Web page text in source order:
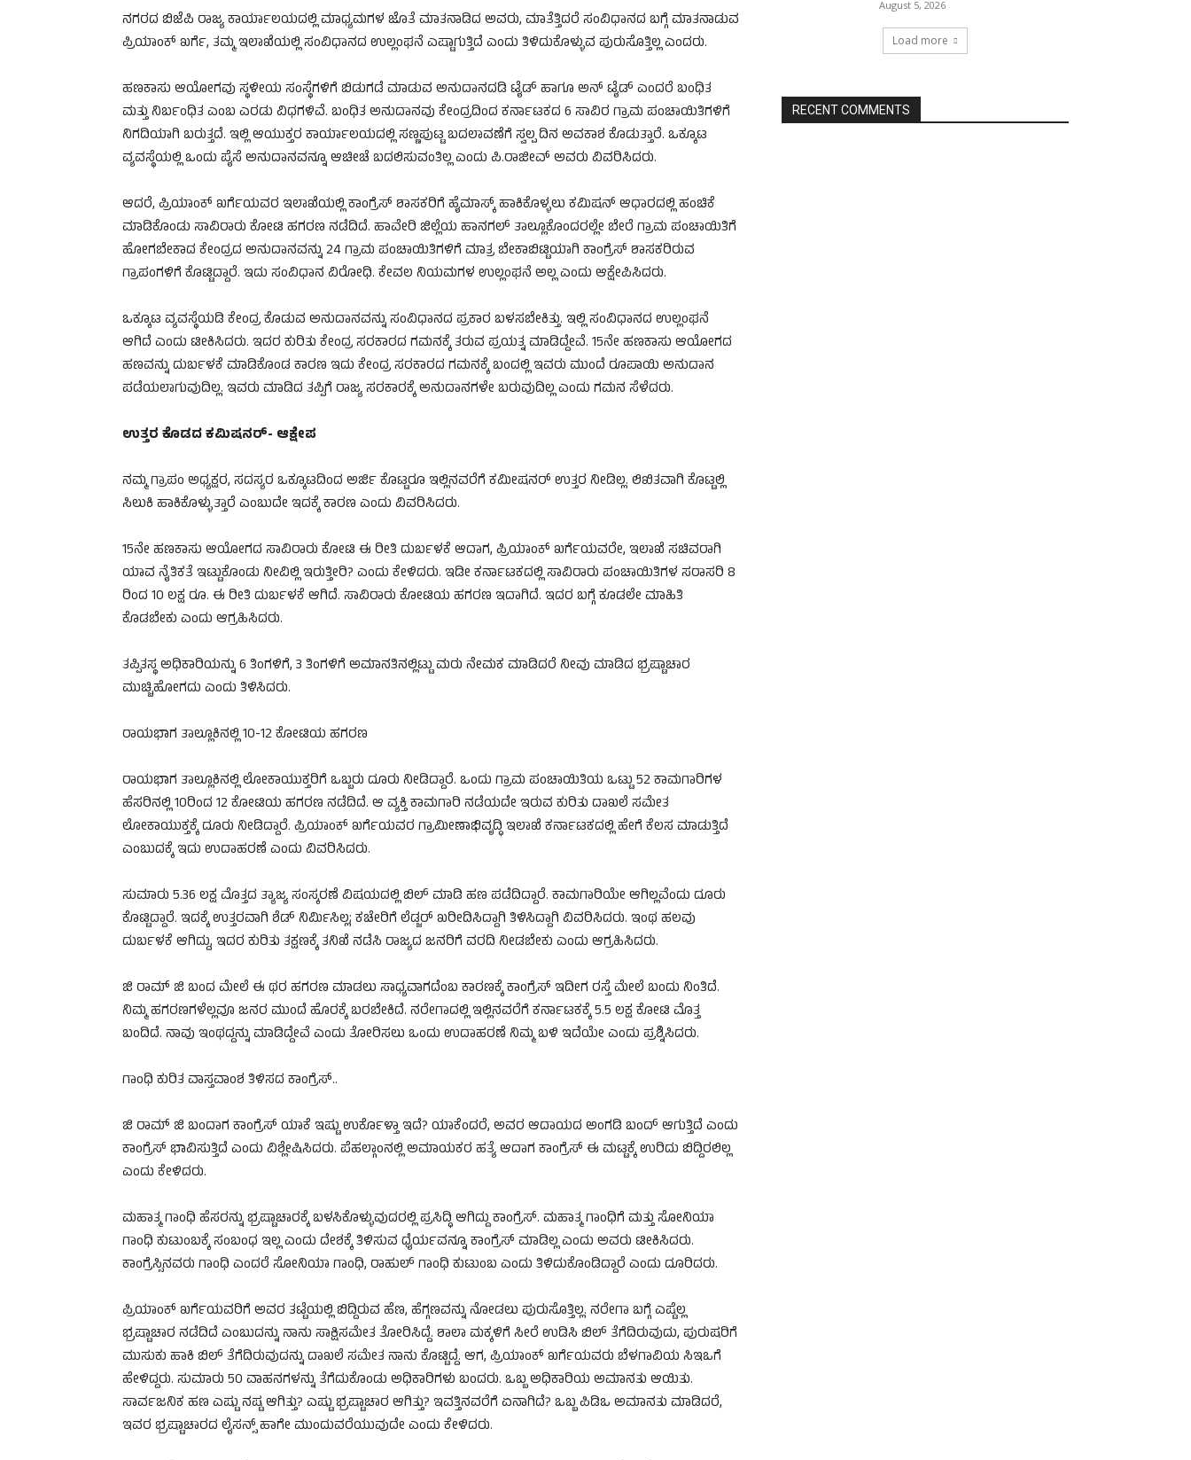
ನಗರದ ಬಿಜೆಪಿ ರಾಜ್ಯ ಕಾರ್ಯಾಲಯದಲ್ಲಿ ಮಾಧ್ಯಮಗಳ ಜೊತೆ ಮಾತನಾಡಿದ ಅವರು, ಮಾತೆತ್ತಿದರೆ ಸಂವಿಧಾನದ ಬಗ್ಗೆ ಮಾತನಾಡುವ
ಪ್ರಿಯಾಂಕ್ ಖರ್ಗೆ, ತಮ್ಮ ಇಲಾಖೆಯಲ್ಲಿ ಸಂವಿಧಾನದ ಉಲ್ಲಂಘನೆ ಎಷ್ಟಾಗುತ್ತಿದೆ ಎಂದು ತಿಳಿದುಕೊಳ್ಳುವ ಪುರುಸೊತ್ತಿಲ್ಲ ಎಂದರು.
ಹಣಕಾಸು ಆಯೋಗವು ಸ್ಥಳೀಯ ಸಂಸ್ಥೆಗಳಿಗೆ ಬಿಡುಗಡೆ ಮಾಡುವ ಅನುದಾನದಡಿ ಟೈಡ್ ಹಾಗೂ ಅನ್ ಟೈಡ್ ಎಂದರೆ ಬಂಧಿತ
ಮತ್ತು ನಿರ್ಬಂಧಿತ ಎಂಬ ಎರಡು ವಿಧಗಳಿವೆ. ಬಂಧಿತ ಅನುದಾನವು ಕೇಂದ್ರದಿಂದ ಕರ್ನಾಟಕದ 6 ಸಾವಿರ ಗ್ರಾಮ ಪಂಚಾಯಿತಿಗಳಿಗೆ
ನಿಗದಿಯಾಗಿ ಬರುತ್ತದೆ. ಇಲ್ಲಿ ಆಯುಕ್ತರ ಕಾರ್ಯಾಲಯದಲ್ಲಿ ಸಣ್ಣಪುಟ್ಟ ಬದಲಾವಣೆಗೆ ಸ್ವಲ್ಪ ದಿನ ಅವಕಾಶ ಕೊಡುತ್ತಾರೆ. ಒಕ್ಕೂಟ
ವ್ಯವಸ್ಥೆಯಲ್ಲಿ ಒಂದು ಪೈಸೆ ಅನುದಾನವನ್ನೂ ಆಚೀಚೆ ಬದಲಿಸುವಂತಿಲ್ಲ ಎಂದು ಪಿ.ರಾಜೀವ್ ಅವರು ವಿವರಿಸಿದರು.
ಆದರೆ, ಪ್ರಿಯಾಂಕ್ ಖರ್ಗೆಯವರ ಇಲಾಖೆಯಲ್ಲಿ ಕಾಂಗ್ರೆಸ್ ಶಾಸಕರಿಗೆ ಹೈಮಾಸ್ಕ್ ಹಾಕಿಕೊಳ್ಳಲು ಕಮಿಷನ್ ಆಧಾರದಲ್ಲಿ ಹಂಚಿಕೆ
ಮಾಡಿಕೊಂಡು ಸಾವಿರಾರು ಕೋಟಿ ಹಗರಣ ನಡೆದಿದೆ. ಹಾವೇರಿ ಜಿಲ್ಲೆಯ ಹಾನಗಲ್ ತಾಲ್ಲೂಕೊಂದರಲ್ಲೇ ಬೇರೆ ಗ್ರಾಮ ಪಂಚಾಯಿತಿಗೆ
ಹೋಗಬೇಕಾದ ಕೇಂದ್ರದ ಅನುದಾನವನ್ನು 24 ಗ್ರಾಮ ಪಂಚಾಯಿತಿಗಳಿಗೆ ಮಾತ್ರ ಬೇಕಾಬಿಟ್ಟಿಯಾಗಿ ಕಾಂಗ್ರೆಸ್ ಶಾಸಕರಿರುವ
ಗ್ರಾಪಂಗಳಿಗೆ ಕೊಟ್ಟಿದ್ದಾರೆ. ಇದು ಸಂವಿಧಾನ ವಿರೋಧಿ. ಕೇವಲ ನಿಯಮಗಳ ಉಲ್ಲಂಘನೆ ಅಲ್ಲ ಎಂದು ಆಕ್ಷೇಪಿಸಿದರು.
ಒಕ್ಕೂಟ ವ್ಯವಸ್ಥೆಯಡಿ ಕೇಂದ್ರ ಕೊಡುವ ಅನುದಾನವನ್ನು ಸಂವಿಧಾನದ ಪ್ರಕಾರ ಬಳಸಬೇಕಿತ್ತು. ಇಲ್ಲಿ ಸಂವಿಧಾನದ ಉಲ್ಲಂಘನೆ
ಆಗಿದೆ ಎಂದು ಟೀಕಿಸಿದರು. ಇದರ ಕುರಿತು ಕೇಂದ್ರ ಸರಕಾರದ ಗಮನಕ್ಕೆ ತರುವ ಪ್ರಯತ್ನ ಮಾಡಿದ್ದೇವೆ. 15ನೇ ಹಣಕಾಸು ಆಯೋಗದ
ಹಣವನ್ನು ದುರ್ಬಳಕೆ ಮಾಡಿಕೊಂಡ ಕಾರಣ ಇದು ಕೇಂದ್ರ ಸರಕಾರದ ಗಮನಕ್ಕೆ ಬಂದಲ್ಲಿ ಇವರು ಮುಂದೆ ರೂಪಾಯಿ ಅನುದಾನ
ಪಡೆಯಲಾಗುವುದಿಲ್ಲ. ಇವರು ಮಾಡಿದ ತಪ್ಪಿಗೆ ರಾಜ್ಯ ಸರಕಾರಕ್ಕೆ ಅನುದಾನಗಳೇ ಬರುವುದಿಲ್ಲ ಎಂದು ಗಮನ ಸೆಳೆದರು.
ಉತ್ತರ ಕೊಡದ ಕಮಿಷನರ್- ಆಕ್ಷೇಪ
ನಮ್ಮ ಗ್ರಾಪಂ ಅಧ್ಯಕ್ಷರ, ಸದಸ್ಯರ ಒಕ್ಕೂಟದಿಂದ ಅರ್ಜಿ ಕೊಟ್ಟರೂ ಇಲ್ಲಿನವರೆಗೆ ಕಮೀಷನರ್ ಉತ್ತರ ನೀಡಿಲ್ಲ. ಲಿಖಿತವಾಗಿ ಕೊಟ್ಟಲ್ಲಿ
ಸಿಲುಕಿ ಹಾಕಿಕೊಳ್ಳುತ್ತಾರೆ ಎಂಬುದೇ ಇದಕ್ಕೆ ಕಾರಣ ಎಂದು ವಿವರಿಸಿದರು.
15ನೇ ಹಣಕಾಸು ಆಯೋಗದ ಸಾವಿರಾರು ಕೋಟಿ ಈ ರೀತಿ ದುರ್ಬಳಕೆ ಆದಾಗ, ಪ್ರಿಯಾಂಕ್ ಖರ್ಗೆಯವರೇ, ಇಲಾಖೆ ಸಚಿವರಾಗಿ
ಯಾವ ನೈತಿಕತೆ ಇಟ್ಟುಕೊಂಡು ನೀವಿಲ್ಲಿ ಇರುತ್ತೀರಿ? ಎಂದು ಕೇಳಿದರು. ಇಡೀ ಕರ್ನಾಟಕದಲ್ಲಿ ಸಾವಿರಾರು ಪಂಚಾಯಿತಿಗಳ ಸರಾಸರಿ 8
ರಿಂದ 10 ಲಕ್ಷ ರೂ. ಈ ರೀತಿ ದುರ್ಬಳಕೆ ಆಗಿದೆ. ಸಾವಿರಾರು ಕೋಟಿಯ ಹಗರಣ ಇದಾಗಿದೆ. ಇದರ ಬಗ್ಗೆ ಕೂಡಲೇ ಮಾಹಿತಿ
ಕೊಡಬೇಕು ಎಂದು ಆಗ್ರಹಿಸಿದರು.
ತಪ್ಪಿತಸ್ಥ ಅಧಿಕಾರಿಯನ್ನು 6 ತಿಂಗಳಿಗೆ, 3 ತಿಂಗಳಿಗೆ ಅಮಾನತಿನಲ್ಲಿಟ್ಟು ಮರು ನೇಮಕ ಮಾಡಿದರೆ ನೀವು ಮಾಡಿದ ಭ್ರಷ್ಟಾಚಾರ
ಮುಚ್ಚಿಹೋಗದು ಎಂದು ತಿಳಿಸಿದರು.
ರಾಯಭಾಗ ತಾಲ್ಲೂಕಿನಲ್ಲಿ 10-12 ಕೋಟಿಯ ಹಗರಣ
ರಾಯಭಾಗ ತಾಲ್ಲೂಕಿನಲ್ಲಿ ಲೋಕಾಯುಕ್ತರಿಗೆ ಒಬ್ಬರು ದೂರು ನೀಡಿದ್ದಾರೆ. ಒಂದು ಗ್ರಾಮ ಪಂಚಾಯಿತಿಯ ಒಟ್ಟು 52 ಕಾಮಗಾರಿಗಳ
ಹೆಸರಿನಲ್ಲಿ 10ರಿಂದ 12 ಕೋಟಿಯ ಹಗರಣ ನಡೆದಿದೆ. ಆ ವ್ಯಕ್ತಿ ಕಾಮಗಾರಿ ನಡೆಯದೇ ಇರುವ ಕುರಿತು ದಾಖಲೆ ಸಮೇತ
ಲೋಕಾಯುಕ್ತಕ್ಕೆ ದೂರು ನೀಡಿದ್ದಾರೆ. ಪ್ರಿಯಾಂಕ್ ಖರ್ಗೆಯವರ ಗ್ರಾಮೀಣಾಭಿವೃದ್ಧಿ ಇಲಾಖೆ ಕರ್ನಾಟಕದಲ್ಲಿ ಹೇಗೆ ಕೆಲಸ ಮಾಡುತ್ತಿದೆ
ಎಂಬುದಕ್ಕೆ ಇದು ಉದಾಹರಣೆ ಎಂದು ವಿವರಿಸಿದರು.
ಸುಮಾರು 5.36 ಲಕ್ಷ ಮೊತ್ತದ ತ್ಯಾಜ್ಯ ಸಂಸ್ಕರಣೆ ವಿಷಯದಲ್ಲಿ ಬಿಲ್ ಮಾಡಿ ಹಣ ಪಡೆದಿದ್ದಾರೆ. ಕಾಮಗಾರಿಯೇ ಆಗಿಲ್ಲವೆಂದು ದೂರು
ಕೊಟ್ಟಿದ್ದಾರೆ. ಇದಕ್ಕೆ ಉತ್ತರವಾಗಿ ಶೆಡ್ ನಿರ್ಮಿಸಿಲ್ಲ; ಕಚೇರಿಗೆ ಲೆಡ್ಜರ್ ಖರೀದಿಸಿದ್ದಾಗಿ ತಿಳಿಸಿದ್ದಾಗಿ ವಿವರಿಸಿದರು. ಇಂಥ ಹಲವು
ದುರ್ಬಳಕೆ ಆಗಿದ್ದು, ಇದರ ಕುರಿತು ತಕ್ಷಣಕ್ಕೆ ತನಿಖೆ ನಡೆಸಿ ರಾಜ್ಯದ ಜನರಿಗೆ ವರದಿ ನೀಡಬೇಕು ಎಂದು ಆಗ್ರಹಿಸಿದರು.
ಜಿ ರಾಮ್ ಜಿ ಬಂದ ಮೇಲೆ ಈ ಥರ ಹಗರಣ ಮಾಡಲು ಸಾಧ್ಯವಾಗದೆಂಬ ಕಾರಣಕ್ಕೆ ಕಾಂಗ್ರೆಸ್ ಇದೀಗ ರಸ್ತೆ ಮೇಲೆ ಬಂದು ನಿಂತಿದೆ.
ನಿಮ್ಮ ಹಗರಣಗಳೆಲ್ಲವೂ ಜನರ ಮುಂದೆ ಹೊರಕ್ಕೆ ಬರಬೇಕಿದೆ. ನರೇಗಾದಲ್ಲಿ ಇಲ್ಲಿನವರೆಗೆ ಕರ್ನಾಟಕಕ್ಕೆ 5.5 ಲಕ್ಷ ಕೋಟಿ ಮೊತ್ತ
ಬಂದಿದೆ. ನಾವು ಇಂಥದ್ದನ್ನು ಮಾಡಿದ್ದೇವೆ ಎಂದು ತೋರಿಸಲು ಒಂದು ಉದಾಹರಣೆ ನಿಮ್ಮ ಬಳಿ ಇದೆಯೇ ಎಂದು ಪ್ರಶ್ನಿಸಿದರು.
ಗಾಂಧಿ ಕುರಿತ ವಾಸ್ತವಾಂಶ ತಿಳಿಸದ ಕಾಂಗ್ರೆಸ್..
ಜಿ ರಾಮ್ ಜಿ ಬಂದಾಗ ಕಾಂಗ್ರೆಸ್ ಯಾಕೆ ಇಷ್ಟು ಉರ್ಕೊಳ್ತಾ ಇದೆ? ಯಾಕೆಂದರೆ, ಅವರ ಆದಾಯದ ಅಂಗಡಿ ಬಂದ್ ಆಗುತ್ತಿದೆ ಎಂದು
ಕಾಂಗ್ರೆಸ್ ಭಾವಿಸುತ್ತಿದೆ ಎಂದು ವಿಶ್ಲೇಷಿಸಿದರು. ಪೆಹಲ್ಗಾಂನಲ್ಲಿ ಅಮಾಯಕರ ಹತ್ಯೆ ಆದಾಗ ಕಾಂಗ್ರೆಸ್ ಈ ಮಟ್ಟಕ್ಕೆ ಉರಿದು ಬಿದ್ದಿರಲಿಲ್ಲ
ಎಂದು ಕೇಳಿದರು.
ಮಹಾತ್ಮ ಗಾಂಧಿ ಹೆಸರನ್ನು ಭ್ರಷ್ಟಾಚಾರಕ್ಕೆ ಬಳಸಿಕೊಳ್ಳುವುದರಲ್ಲಿ ಪ್ರಸಿದ್ಧಿ ಆಗಿದ್ದು ಕಾಂಗ್ರೆಸ್. ಮಹಾತ್ಮ ಗಾಂಧಿಗೆ ಮತ್ತು ಸೋನಿಯಾ
ಗಾಂಧಿ ಕುಟುಂಬಕ್ಕೆ ಸಂಬಂಧ ಇಲ್ಲ ಎಂದು ದೇಶಕ್ಕೆ ತಿಳಿಸುವ ಧೈರ್ಯವನ್ನೂ ಕಾಂಗ್ರೆಸ್ ಮಾಡಿಲ್ಲ ಎಂದು ಅವರು ಟೀಕಿಸಿದರು.
ಕಾಂಗ್ರೆಸ್ಸಿನವರು ಗಾಂಧಿ ಎಂದರೆ ಸೋನಿಯಾ ಗಾಂಧಿ, ರಾಹುಲ್ ಗಾಂಧಿ ಕುಟುಂಬ ಎಂದು ತಿಳಿದುಕೊಂಡಿದ್ದಾರೆ ಎಂದು ದೂರಿದರು.
ಪ್ರಿಯಾಂಕ್ ಖರ್ಗೆಯವರಿಗೆ ಅವರ ತಟ್ಟೆಯಲ್ಲಿ ಬಿದ್ದಿರುವ ಹೆಣ, ಹೆಗ್ಗಣವನ್ನು ನೋಡಲು ಪುರುಸೊತ್ತಿಲ್ಲ. ನರೇಗಾ ಬಗ್ಗೆ ಎಷ್ಟೆಲ್ಲ
ಭ್ರಷ್ಟಾಚಾರ ನಡೆದಿದೆ ಎಂಬುದನ್ನು ನಾನು ಸಾಕ್ಷಿಸಮೇತ ತೋರಿಸಿದ್ದೆ. ಶಾಲಾ ಮಕ್ಕಳಿಗೆ ಸೀರೆ ಉಡಿಸಿ ಬಿಲ್ ತೆಗೆದಿರುವುದು, ಪುರುಷರಿಗೆ
ಮುಸುಕು ಹಾಕಿ ಬಿಲ್ ತೆಗೆದಿರುವುದನ್ನು ದಾಖಲೆ ಸಮೇತ ನಾನು ಕೊಟ್ಟಿದ್ದೆ. ಆಗ, ಪ್ರಿಯಾಂಕ್ ಖರ್ಗೆಯವರು ಬೆಳಗಾವಿಯ ಸಿಇಒಗೆ
ಹೇಳಿದ್ದರು. ಸುಮಾರು 50 ವಾಹನಗಳನ್ನು ತೆಗೆದುಕೊಂಡು ಅಧಿಕಾರಿಗಳು ಬಂದರು. ಒಬ್ಬ ಅಧಿಕಾರಿಯ ಅಮಾನತು ಆಯಿತು.
ಸಾರ್ವಜನಿಕ ಹಣ ಎಷ್ಟು ನಷ್ಟ ಆಗಿತ್ತು? ಎಷ್ಟು ಭ್ರಷ್ಟಾಚಾರ ಆಗಿತ್ತು? ಇವತ್ತಿನವರೆಗೆ ಏನಾಗಿದೆ? ಒಬ್ಬ ಪಿಡಿಒ ಅಮಾನತು ಮಾಡಿದರೆ,
ಇವರ ಭ್ರಷ್ಟಾಚಾರದ ಲೈಸನ್ಸ್ ಹಾಗೇ ಮುಂದುವರೆಯುವುದೇ ಎಂದು ಕೇಳಿದರು.
August 5, 2026
Load more
RECENT COMMENTS